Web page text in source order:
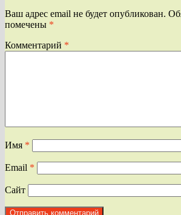
Ваш адрес email не будет опубликован.
помечены *
Комментарий *
Имя *
Email *
Сайт